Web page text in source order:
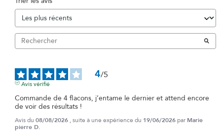
4/5
Avis vérifié
Commande de 4 flacons, j’entame le dernier et attend encore
de voir des résultats !
Avis du 08/08/2026 , suite à une expérience du 19/06/2026 par Marie
pierre D.